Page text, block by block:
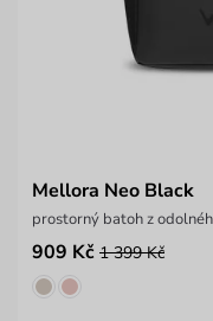
Mellora Neo Black
prostorný batoh z
909 Kč 1 399 Kč